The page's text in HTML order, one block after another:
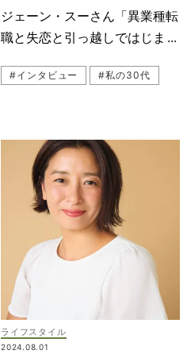
ジェーン・スーさん「異業種転
職と失恋と引っ越しではじまっ
かったこと
#インタビュー #私の30代
ライフスタイル
2024.08.01